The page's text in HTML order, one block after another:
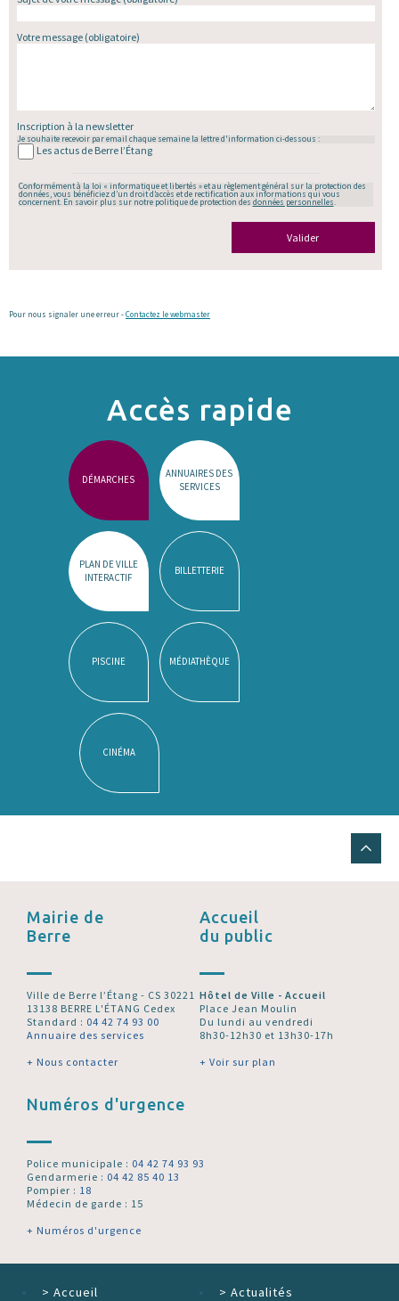
Votre message(obligatoire)
Inscription à la newsletter
Je souhaite recevoir par email chaque semaine la lettre d'information ci-dessous :
Les actus de Berre l’Étang
Conformément à la loi « informatique et libertés » et au règlement général sur la protection des
données, vous bénéficiez d’un droit d’accès et de rectification aux informations qui vous
concernent. En savoir plus sur notre politique de protection des données personnelles.
Valider
Pour nous signaler une erreur -Contactez le webmaster
Accès rapide
DÉMARCHES
ANNUAIRES DES
SERVICES
PLAN DE VILLE
INTERACTIF
BILLETTERIE
PISCINE MÉDIATHÈQUE
CINÉMA
Mairie de
Berre
Ville de Berre l’Étang - CS 30221
13138 BERRE L'ÉTANG Cedex
Standard : 04 42 74 93 00
Annuaire des services
+ Nous contacter
Accueil
du public
Hôtel de Ville - Accueil
Place Jean Moulin
Du lundi au vendredi
8h30-12h30 et 13h30-17h
+ Voir sur plan
Numéros d'urgence
Police municipale : 04 42 74 93 93
Gendarmerie : 04 42 85 40 13
Pompier : 18
Médecin de garde : 15
+ Numéros d'urgence
> Accueil > Actualités